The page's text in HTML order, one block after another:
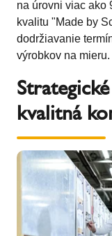
na úrovni viac ako
kvalitu "Made by
dodržiavanie
výrobkov na mieru.
kvalitná